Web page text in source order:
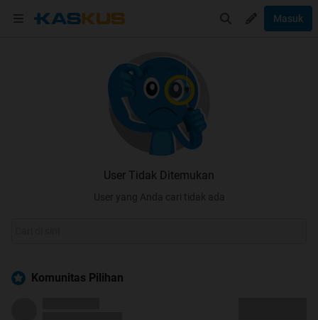
Masuk
User Tidak Ditemukan
User yang Anda cari tidak ada
Komunitas Pilihan